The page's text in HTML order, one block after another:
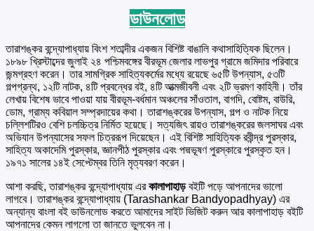
ডাউনলোড
তারাশঙ্কর বন্দ্যোপাধ্যায় বিংশ শতাব্দীর একজন বিশিষ্ট বাঙালি কথাসাহিত্যিক ছিলেন।
১৮৯৮ খ্রিস্টাব্দের জুলাই ২৪ পশ্চিমবঙ্গের বীরভূম জেলার লাভপুর গ্রামে জমিদার পরিবারে
জন্মগ্রহণ করেন। তার সামগ্রিক সাহিত্যকর্মের মধ্যে রয়েছে ৬৫টি উপন্যাস, ৫৩টি
গল্পগ্রন্থ, ১২টি নাটক, ৪টি প্রবন্ধের বই, ৪টি আত্মজীবনী এবং ২টি ভ্রমণ কাহিনী। তাঁর
লেখায় বিশেষ ভাবে পাওয়া যায় বীরভূম-বর্ধমান অঞ্চলের সাঁওতাল, বাগদি, বোষ্টম, বাউরি,
ডোম, গ্রাম্য কবিয়াল সম্প্রদায়ের কথা। তারাশঙ্করের উপন্যাস, গল্প ও নাটক নিয়ে
চল্লিশটিরও বেশি চলচ্চিত্র নির্মিত হয়েছে। সত্যজিৎ রায়ও তারাশঙ্করের জলসাঘর এবং
অভিযান উপন্যাসের সফল চিত্ররূপ দিয়েছেন। এই বিশিষ্ট সাহিত্যিক রবীন্দ্র পুরস্কার,
সাহিত্য অকাদেমি পুরস্কার, জ্ঞানপীঠ পুরস্কার এবং পদ্মভূষণ পুরস্কারে পুরস্কৃত হন।
১৯৭১ সালের ১৪ই সেপ্টেম্বর তিনি মৃত্যবরণ করেন।
আশা করছি, তারাশঙ্কর বন্দ্যোপাধ্যায় এরকালাপাহাড়বইটি পড়ে আপনাদের ভালো
লাগবে। তারাশঙ্কর বন্দ্যোপাধ্যায় (Tarashankar Bandyopadhyay) এর
অন্যান্য বাংলা বই ডাউনলোড করতে আমাদের সাইট ভিজিট করুন আর কালাপাহাড় বইটি
আপনাদের কেমন লাগলো তা জানতে ভুলবেন না।